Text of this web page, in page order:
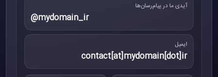
آیدی ما در پیام‌رسان‌ها
@mydomain_ir
ایمیل
contact[at]mydomain[dot]ir